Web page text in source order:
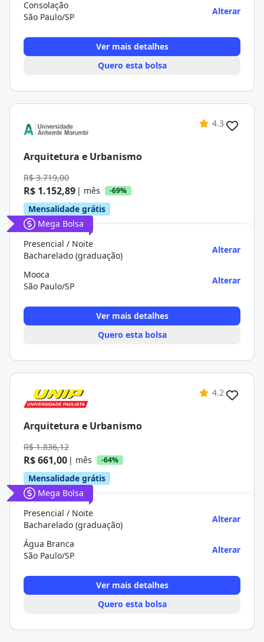
Consolação
São Paulo/SP
Alterar
Ver mais detalhes
Quero esta bolsa
4.3
Arquitetura e Urbanismo
R$ 3.719,00
R$ 1.152,89 | mês -69%
Mensalidade grátis
Mega Bolsa
Presencial / Noite
Bacharelado (graduação)
Alterar
Mooca
São Paulo/SP
Alterar
Ver mais detalhes
Quero esta bolsa
4.2
Arquitetura e Urbanismo
R$ 1.836,12
R$ 661,00 | mês -64%
Mensalidade grátis
Mega Bolsa
Presencial / Noite
Bacharelado (graduação)
Alterar
Água Branca
São Paulo/SP
Alterar
Ver mais detalhes
Quero esta bolsa